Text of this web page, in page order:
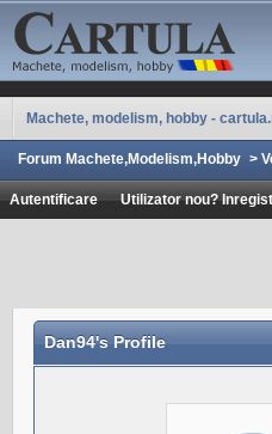
Machete, modelism, hobby -
Forum Machete,Modelism,Hobby >
Autentificare Utilizator nou?
Dan94's Profile